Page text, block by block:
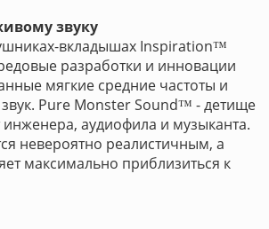
звуку
вкладышах Inspiration™
разработки и инновации
мягкие средние частоты и
Pure Monster Sound™ - детище
инженера, аудиофила и музыканта.
невероятно реалистичным, а
максимально приблизиться к